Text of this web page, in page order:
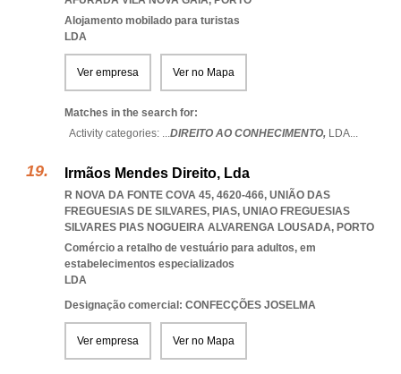
Alojamento mobilado para turistas
LDA
Ver empresa Ver no Mapa
Matches in the search for:
Activity categories: ...DIREITO AO CONHECIMENTO, LDA...
Irmãos Mendes Direito, Lda
R NOVA DA FONTE COVA 45, 4620-466, UNIÃO DAS
FREGUESIAS DE SILVARES, PIAS, UNIAO FREGUESIAS
SILVARES PIAS NOGUEIRA ALVARENGA LOUSADA, PORTO
Comércio a retalho de vestuário para adultos, em
estabelecimentos especializados
LDA
Designação comercial: CONFECÇÕES JOSELMA
Ver empresa Ver no Mapa